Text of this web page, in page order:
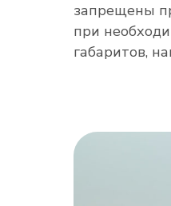
запрещены
при
габаритов,